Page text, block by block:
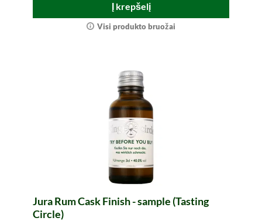
Į krepšelį
Visi produkto bruožai
Jura Rum Cask Finish - sample (Tasting
Circle)